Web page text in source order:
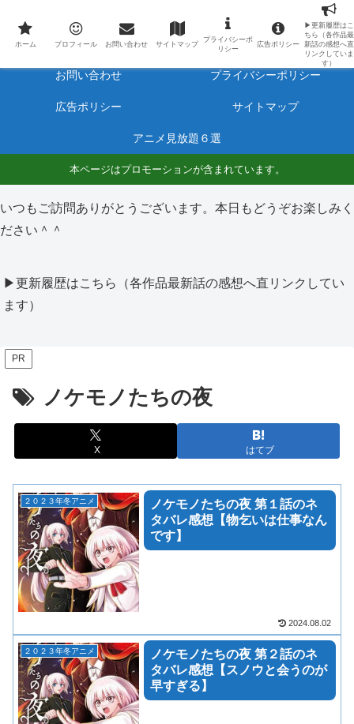
最新アニメのあらすじと感想をネタバレ有りで毎日更新しています。
ホーム プロフィール
お問い合わせ プライバシーポリシー
広告ポリシー サイトマップ
アニメ見放題６選
本ページはプロモーションが含まれています。
いつもご訪問ありがとうございます。本日もどうぞお楽しみく
ださい＾＾
▶更新履歴はこちら（各作品最新話の感想へ直リンクしてい
ます）
PR
ノケモノたちの夜
X はてブ
２０２３年冬アニメ
ノケモノたちの夜 第１話のネ
タバレ感想【物乞いは仕事なん
です】
2024.08.02
２０２３年冬アニメ
ノケモノたちの夜 第２話のネ
タバレ感想【スノウと会うのが
早すぎる】
ホーム プロフィール お問い合わせ サイトマップ
プライバシーポ
リシー
広告ポリシー
▶更新履歴はこ
ちら（各作品最
新話の感想へ直
リンクしていま
す）